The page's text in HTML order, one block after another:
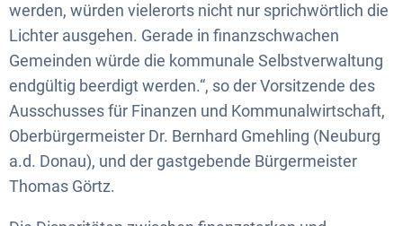
werden, würden vielerorts nicht nur sprichwörtlich die
Lichter ausgehen. Gerade in finanzschwachen
Gemeinden würde die kommunale Selbstverwaltung
endgültig beerdigt werden.“, so der Vorsitzende des
Ausschusses für Finanzen und Kommunalwirtschaft,
Oberbürgermeister Dr. Bernhard Gmehling (Neuburg
a.d. Donau), und der gastgebende Bürgermeister
Thomas Görtz.